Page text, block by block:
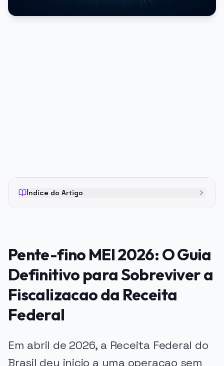
Índice do Artigo
Pente-fino MEI 2026: O Guia
Definitivo para Sobreviver a
Fiscalizacao da Receita
Federal
Em abril de 2026, a Receita Federal do
Brasil deu inicio a uma operacao sem